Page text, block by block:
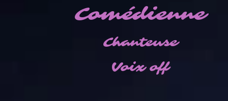
Comédienne
Chanteuse
Voix off